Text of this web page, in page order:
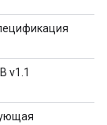
v1.1